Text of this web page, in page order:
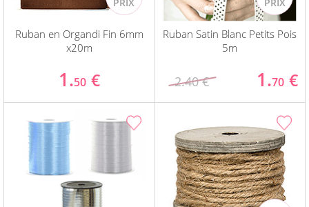
Ruban en Organdi Fin 6mm
x20m
1.50 €
Ruban Satin Blanc Petits Pois
5m
2.40 € 1.70 €